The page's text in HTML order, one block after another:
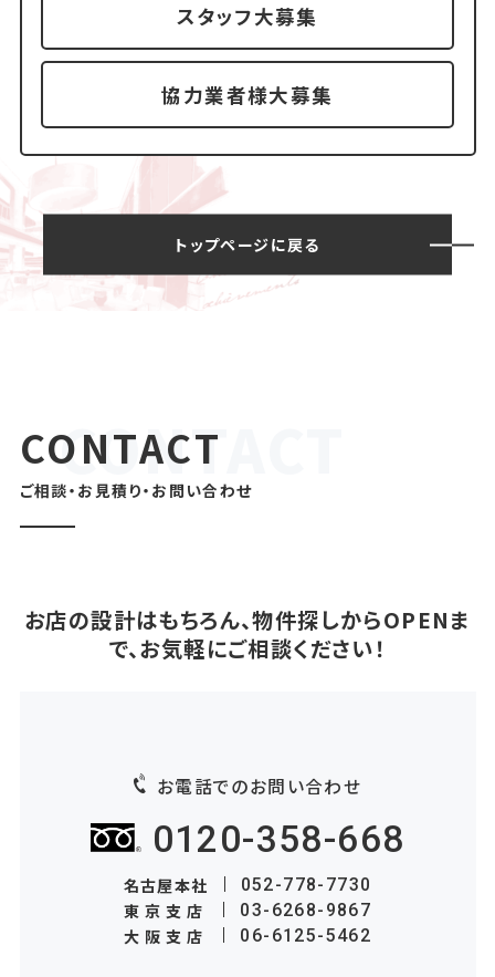
スタッフ大募集
協力業者様大募集
トップページに戻る
CONTACT
ご相談・お見積り・お問い合わせ
お店の設計はもちろん、物件探しからOPENま
で、お気軽にご相談ください！
お電話でのお問い合わせ
0120-358-668
名古屋本社 052-778-7730
東京支店 03-6268-9867
大阪支店 06-6125-5462